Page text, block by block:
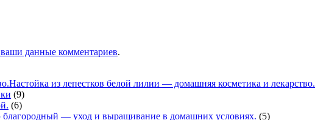
данные комментариев.
Настойка из лепестков белой лилии — домашняя косметика и лекарство.
(9)
(6)
благородный — уход и выращивание в домашних условиях. (5)